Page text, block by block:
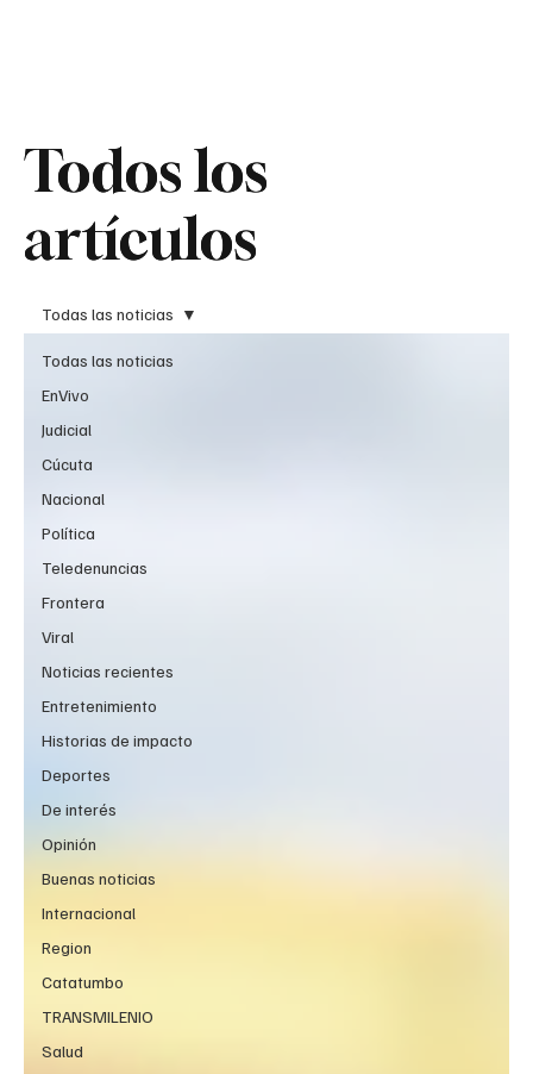
Todos los
artículos
Todos los
artículos
Todas las noticias
EnVivo
Judicial
Cúcuta
Nacional
Política
Teledenuncias
Frontera
Viral
Noticias recientes
Entretenimiento
Historias de impacto
Deportes
De interés
Opinión
Buenas noticias
Internacional
Region
Catatumbo
TRANSMILENIO
Salud
Todas las noticias